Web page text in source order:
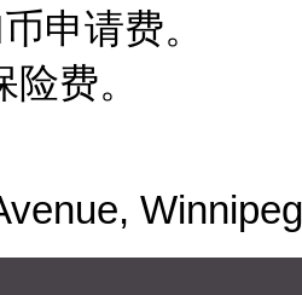
请费。
费。